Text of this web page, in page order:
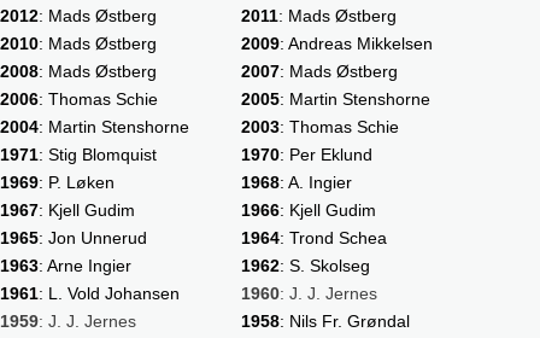
2012: Mads Østberg 2011: Mads Østberg
2010: Mads Østberg 2009: Andreas Mikkelsen
2008: Mads Østberg 2007: Mads Østberg
2006: Thomas Schie 2005: Martin Stenshorne
2004: Martin Stenshorne 2003: Thomas Schie
1971: Stig Blomquist 1970: Per Eklund
1969: P. Løken 1968: A. Ingier
1967: Kjell Gudim 1966: Kjell Gudim
1965: Jon Unnerud 1964: Trond Schea
1963: Arne Ingier 1962: S. Skolseg
1961: L. Vold Johansen 1960: J. J. Jernes
1959: J. J. Jernes 1958: Nils Fr. Grøndal